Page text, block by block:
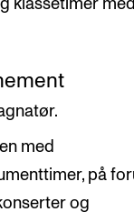
klassetimer
med
på
og